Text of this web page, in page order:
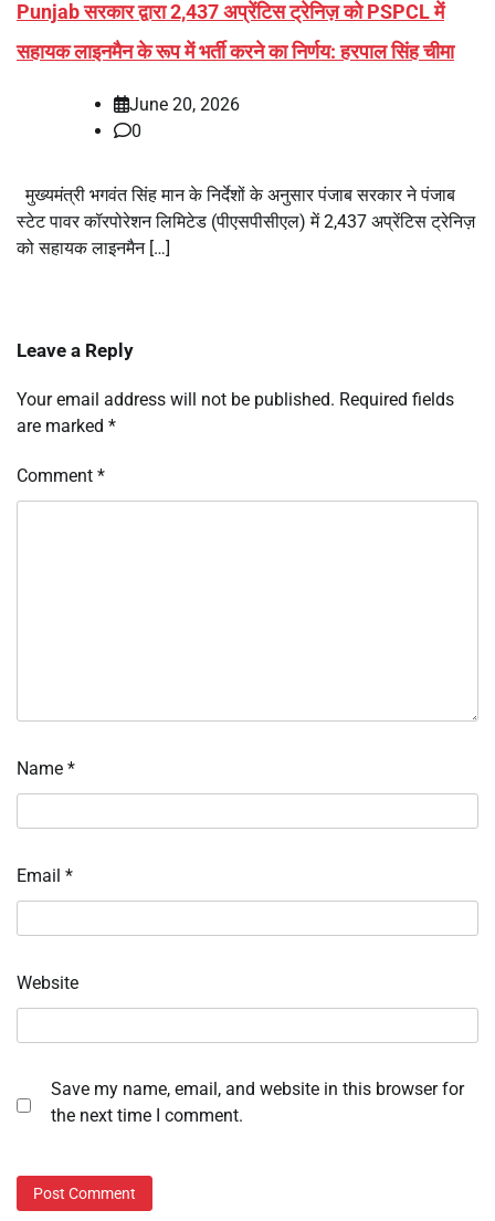
Punjab सरकार द्वारा 2,437 अप्रेंटिस ट्रेनिज़ को PSPCL में
सहायक लाइनमैन के रूप में भर्ती करने का निर्णय: हरपाल सिंह चीमा
June 20, 2026
0
मुख्यमंत्री भगवंत सिंह मान के निर्देशों के अनुसार पंजाब सरकार ने पंजाब
स्टेट पावर कॉरपोरेशन लिमिटेड (पीएसपीसीएल) में 2,437 अप्रेंटिस ट्रेनिज़
को सहायक लाइनमैन […]
Leave a Reply
Your email address will not be published. Required fields
are marked *
Comment *
Name *
Email *
Website
Save my name, email, and website in this browser for
the next time I comment.